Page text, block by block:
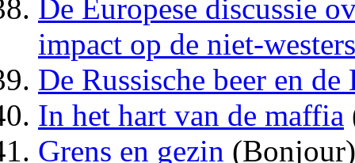
De Europese discussie
impact op de niet-
De Russische beer en
In het hart van de maffia
Grens en gezin (Bonjour)